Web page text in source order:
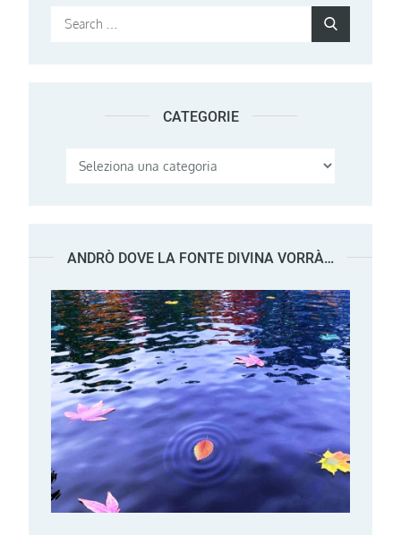
Search
CATEGORIE
Categorie
ANDRÒ DOVE LA FONTE DIVINA VORRÀ…